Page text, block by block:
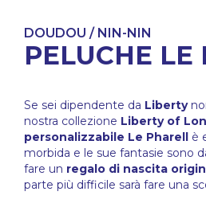
DOUDOU / NIN-NIN
PELUCHE LE
Se sei dipendente da Liberty
nostra collezione Liberty of
personalizzabile Le Pharell è
morbida e le sue fantasie sono
fare un regalo di nascita
parte più difficile sarà fare una